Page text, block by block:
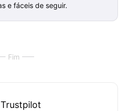
e fáceis de seguir.
Fim
Trustpilot